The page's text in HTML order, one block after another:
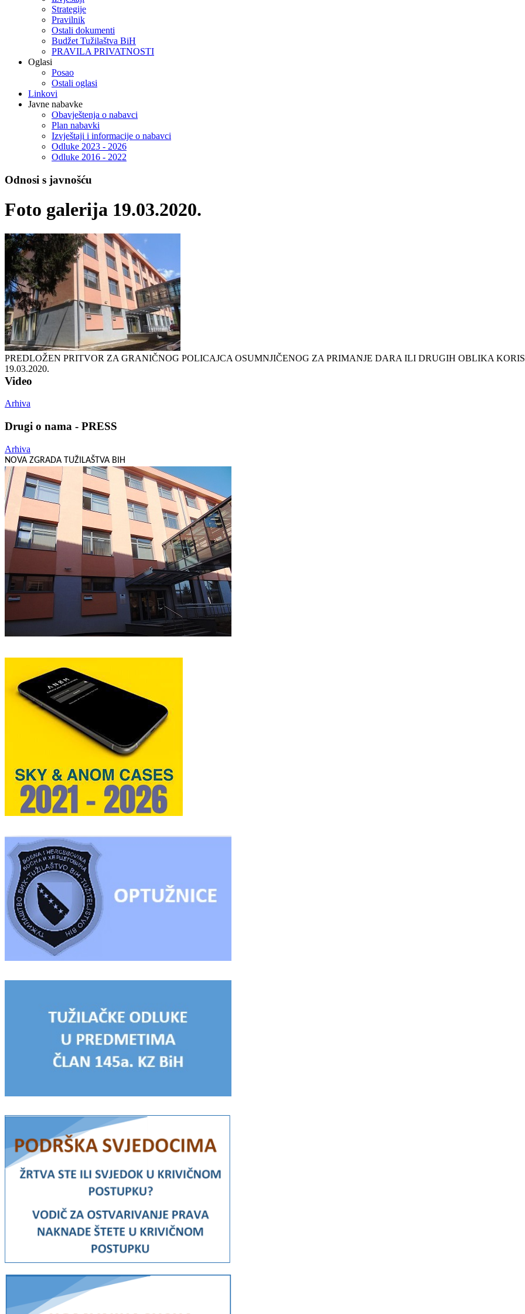
Strategije
Pravilnik
Ostali dokumenti
Budžet Tužilaštva BiH
PRAVILA PRIVATNOSTI
Oglasi
Posao
Ostali oglasi
Linkovi
Javne nabavke
Obavještenja o nabavci
Plan nabavki
Izvještaji i informacije o nabavci
Odluke 2023 - 2026
Odluke 2016 - 2022
Odnosi s javnošću
Foto galerija 19.03.2020.
PREDLOŽEN PRITVOR ZA GRANIČNOG POLICAJCA OSUMNJIČENOG ZA PRIMANJE DARA ILI DRUGIH OBLIKA
19.03.2020.
Video
Arhiva
Drugi o nama - PRESS
Arhiva
NOVA ZGRADA TUŽILAŠTVA BIH